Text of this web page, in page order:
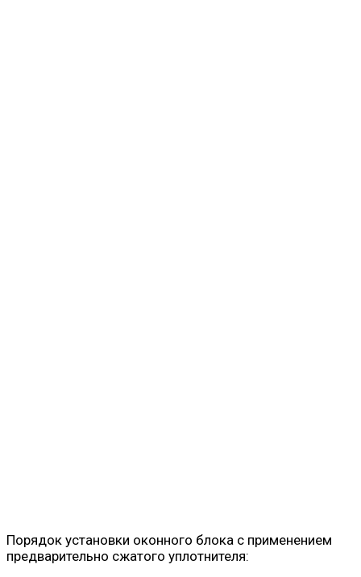
Порядок установки оконного блока с применением
предварительно сжатого уплотнителя: